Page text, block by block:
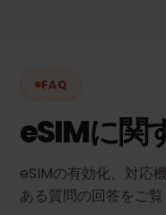
FAQ
eSIMに関
eSIMの有効化、対応
ある質問の回答をご覧